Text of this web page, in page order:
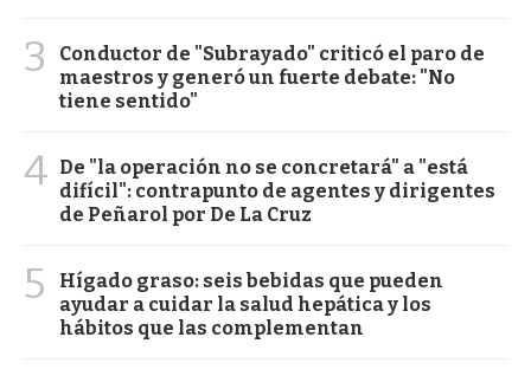
3
Conductor de "Subrayado" criticó el paro de
maestros y generó un fuerte debate: "No
tiene sentido"
4 De "la operación no se concretará" a "está
difícil": contrapunto de agentes y dirigentes
de Peñarol por De La Cruz
5
Hígado graso: seis bebidas que pueden
ayudar a cuidar la salud hepática y los
hábitos que las complementan